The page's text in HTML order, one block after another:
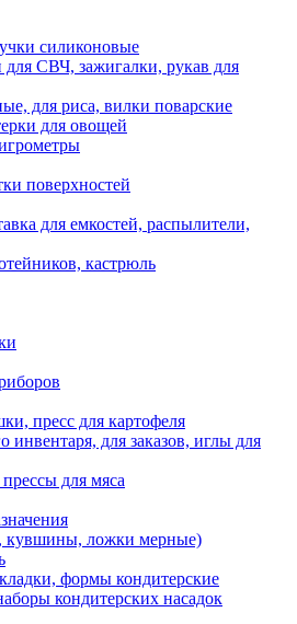
силиконовые
СВЧ, зажигалки, рукав для
для риса, вилки поварские
для овощей
поверхностей
для емкостей, распылители,
кастрюль
пресс для картофеля
инвентаря, для заказов, иглы для
для мяса
кувшины, ложки мерные)
формы кондитерские
кондитерских насадок